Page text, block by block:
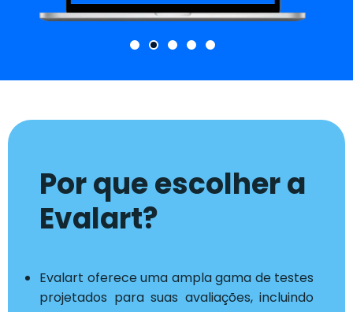
Por que escolher a
Evalart?
Evalart oferece uma ampla gama de testes
projetados para suas avaliações, incluindo